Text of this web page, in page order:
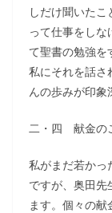
しだけ聞いた
って仕事をし
て聖書の勉強を
私にそれを話さ
んの歩みが印象
二・四 献金の
私がまだ若かっ
ですが、奥田先
ます。個々の